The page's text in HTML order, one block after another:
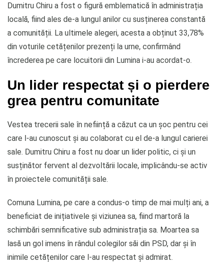
Dumitru Chiru a fost o figură emblematică în administrația
locală, fiind ales de-a lungul anilor cu susținerea constantă
a comunității. La ultimele alegeri, acesta a obținut 33,78%
din voturile cetățenilor prezenți la urne, confirmând
încrederea pe care locuitorii din Lumina i-au acordat-o.
Un lider respectat și o pierdere
grea pentru comunitate
Vestea trecerii sale în neființă a căzut ca un șoc pentru cei
care l-au cunoscut și au colaborat cu el de-a lungul carierei
sale. Dumitru Chiru a fost nu doar un lider politic, ci și un
susținător fervent al dezvoltării locale, implicându-se activ
în proiectele comunității sale.
Comuna Lumina, pe care a condus-o timp de mai mulți ani, a
beneficiat de inițiativele și viziunea sa, fiind martoră la
schimbări semnificative sub administrația sa. Moartea sa
lasă un gol imens în rândul colegilor săi din PSD, dar și în
inimile cetățenilor care l-au respectat și admirat.